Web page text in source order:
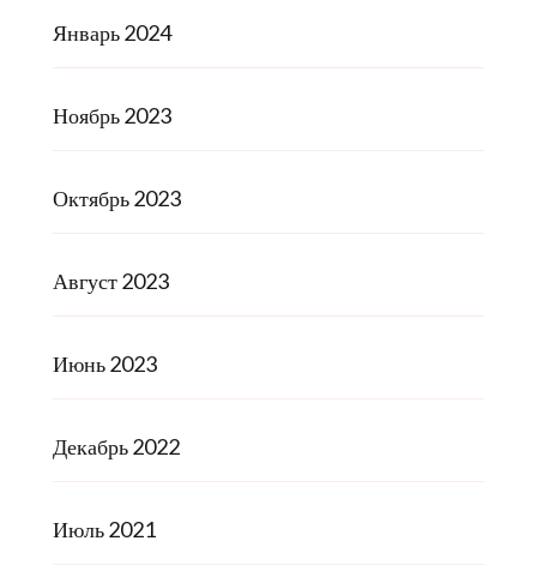
Январь 2024
Ноябрь 2023
Октябрь 2023
Август 2023
Июнь 2023
Декабрь 2022
Июль 2021